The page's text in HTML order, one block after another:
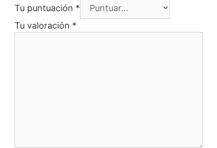
Tu puntuación *
Tu valoración *